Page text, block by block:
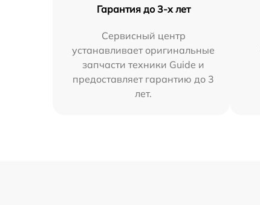
Гарантия до 3-х лет
Сервисный центр
устанавливает оригинальные
запчасти техники Guide и
предоставляет гарантию до 3
лет.